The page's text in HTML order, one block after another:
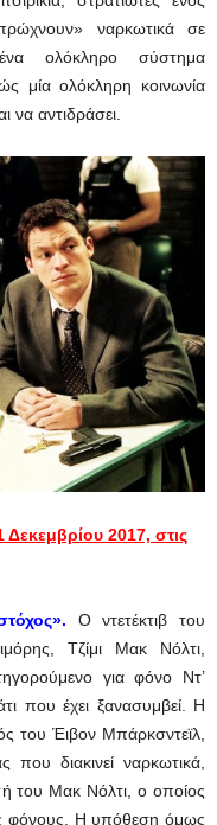
ναρκωτικά σε
ολόκληρο σύστημα
μία ολόκληρη κοινωνία
να αντιδράσει.
2017, στις
Ο ντετέκτιβ του
Τζίμι Μακ Νόλτι,
για φόνο Ντ’
που έχει ξανασυμβεί. Η
του Έιβον Μπάρκσντεϊλ,
που διακινεί ναρκωτικά,
του Μακ Νόλτι, ο οποίος
φόνους. Η υπόθεση όμως